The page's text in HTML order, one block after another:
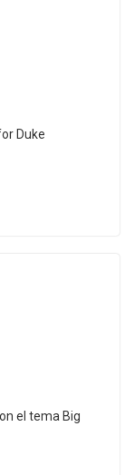
Duke
el tema Big